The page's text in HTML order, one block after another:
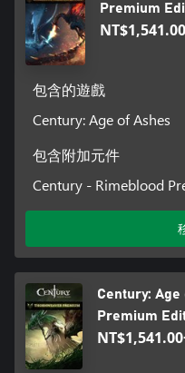
Premium
包含的遊戲
Century: Age of Ashes
包含附加元件
Century - Rimeblood
Century:
Premium